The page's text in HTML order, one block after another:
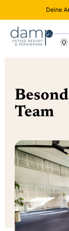
Deine
Team